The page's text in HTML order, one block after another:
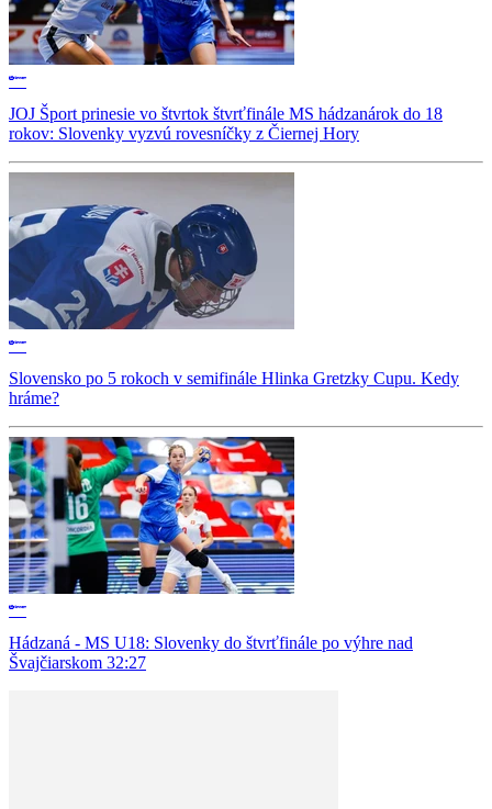
JOJ Šport prinesie vo štvrtok štvrťfinále MS hádzanárok do 18
rokov: Slovenky vyzvú rovesníčky z Čiernej Hory
Slovensko po 5 rokoch v semifinále Hlinka Gretzky Cupu. Kedy
hráme?
Hádzaná - MS U18: Slovenky do štvrťfinále po výhre nad
Švajčiarskom 32:27